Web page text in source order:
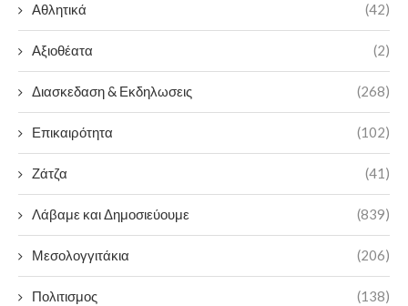
Αθλητικά (42)
Αξιοθέατα (2)
Διασκεδαση & Εκδηλωσεις (268)
Επικαιρότητα (102)
Ζάτζα (41)
Λάβαμε και Δημοσιεύουμε (839)
Μεσολογγιτάκια (206)
Πολιτισμος (138)